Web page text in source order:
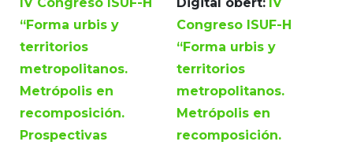
IV Congreso ISUF-H
“Forma urbis y
territorios
metropolitanos.
Metrópolis en
recomposición.
Prospectivas
Digital obert: IV
Congreso ISUF-H
“Forma urbis y
territorios
metropolitanos.
Metrópolis en
recomposición.